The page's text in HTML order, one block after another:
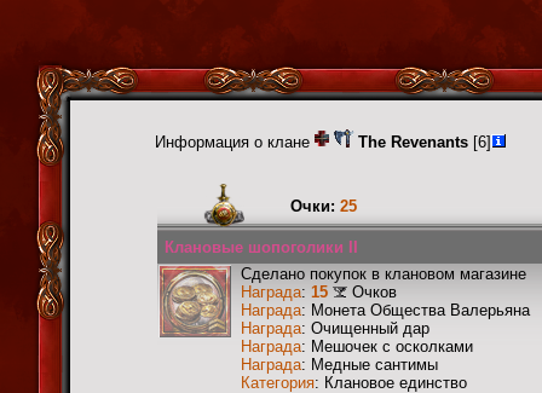
Информация о клане The Revenants [6]
Очки: 25
Клановые шопоголики II
Сделано покупок в клановом магазине
Награда: 15
Очков
Награда: Монета Общества Валерьяна
Награда: Очищенный дар
Награда: Мешочек с осколками
Награда: Медные сантимы
Категория: Клановое единство